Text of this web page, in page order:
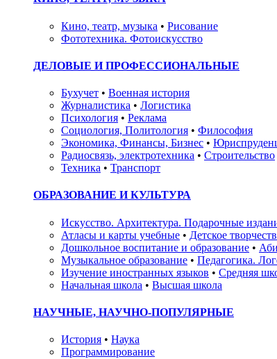
Кино, театр, музыка • Рисование
Фототехника. Фотоискусство
ДЕЛОВЫЕ И ПРОФЕССИОНАЛЬНЫЕ
Бухучет • Военная история
Журналистика • Логистика
Психология • Реклама
Социология, Политология • Философия
Экономика, Финансы, Бизнес •
Радиосвязь, электротехника • Строительство
Техника • Транспорт
ОБРАЗОВАНИЕ И КУЛЬТУРА
Искусство. Архитектура. Подарочные
Атласы и карты учебные • Детское
Дошкольное воспитание и образование •
Музыкальное образование • Педагогика.
Изучение иностранных языков • Средняя
Начальная школа • Высшая школа
НАУЧНЫЕ, НАУЧНО-ПОПУЛЯРНЫЕ
История • Наука
Программирование